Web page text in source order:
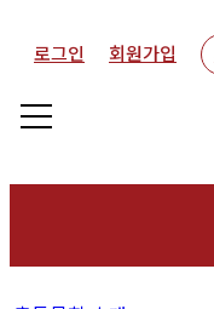
로그인 회원가입